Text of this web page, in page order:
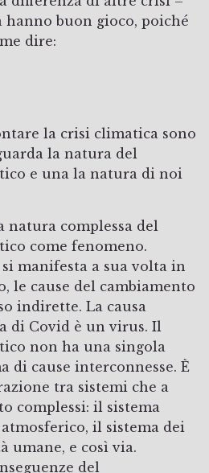
buon gioco, poiché
dire:
la crisi climatica sono
la natura del
e una la natura di noi
natura complessa del
come fenomeno.
manifesta a sua volta in
le cause del cambiamento
indirette. La causa
di Covid è un virus. Il
non ha una singola
di cause interconnesse. È
tra sistemi che a
complessi: il sistema
il sistema dei
umane, e così via.
del